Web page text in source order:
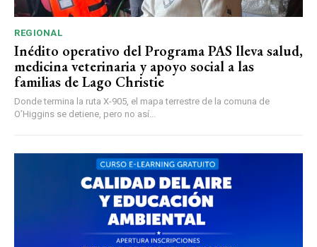
REGIONAL
Inédito operativo del Programa PAS lleva salud,
medicina veterinaria y apoyo social a las
familias de Lago Christie
Donde termina la ruta X-905, el mapa terrestre de la comuna de
O’Higgins se detiene, pero no así...